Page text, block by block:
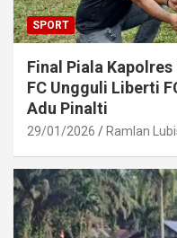
SPORT
Final Piala
FC Ungguli Liberti
Adu Pinalti
29/01/2026 Ramlan